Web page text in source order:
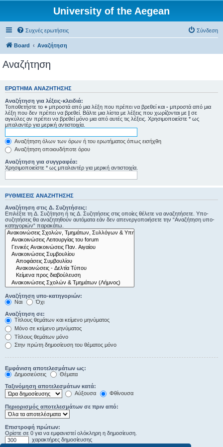
University of the Aegean
Συχνές ερωτήσεις Σύνδεση
Board Αναζήτηση
Αναζήτηση
ΕΡΏΤΗΜΑ ΑΝΑΖΉΤΗΣΗΣ
Αναζήτηση για λέξεις-κλειδιά:
Τοποθετήστε το + μπροστά από μια λέξη που πρέπει να βρεθεί και - μπροστά από μια
λέξη που δεν πρέπει να βρεθεί. Βάλτε μια λίστα με λέξεις που χωρίζονται με | σε
αγκύλες αν πρέπει να βρεθεί μόνο μια από αυτές τις λέξεις. Χρησιμοποιείστε * ως
μπαλαντέρ για μερική αντιστοιχία.
Αναζήτηση όλων των όρων ή του ερωτήματος όπως εισήχθη
Αναζήτηση οποιουδήποτε όρου
Αναζήτηση για συγγραφέα:
Χρησιμοποιείστε * ως μπαλαντέρ για μερική αντιστοιχία.
ΡΥΘΜΊΣΕΙΣ ΑΝΑΖΉΤΗΣΗΣ
Αναζήτηση στις Δ. Συζητήσεις:
Επιλέξτε τη Δ. Συζήτηση ή τις Δ. Συζητήσεις στις οποίες θέλετε να αναζητήσετε. Υπο-
συζητήσεις θα αναζητηθούν αυτόματα εάν δεν απενεργοποιήσετε την “Αναζήτηση υπο-
κατηγοριών“ παρακάτω.
Αναζήτηση υπο-κατηγοριών:
Ναι
Όχι
Αναζήτηση σε:
Τίτλους θεμάτων και κείμενο μηνύματος
Μόνο σε κείμενο μηνύματος
Τίτλους θεμάτων μόνο
Στην πρώτη δημοσίευση του θέματος μόνο
Εμφάνιση αποτελεσμάτων ως:
Δημοσιεύσεις
Θέματα
Ταξινόμηση αποτελεσμάτων κατά:
Αύξουσα
Φθίνουσα
Περιορισμός αποτελεσμάτων σε πριν από:
Επιστροφή πρώτων:
Ορίστε σε 0 για να εμφανιστεί ολόκληρη η δημοσίευση.
χαρακτήρες δημοσίευσης